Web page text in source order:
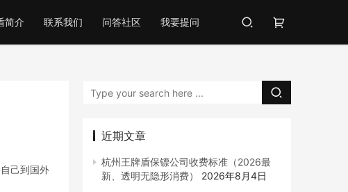
简介 联系我们 问答社区 我要提问
己到国外
近期文章
杭州王牌盾保镖公司收费标准（2026最
新、透明无隐形消费）
2026年8月4日